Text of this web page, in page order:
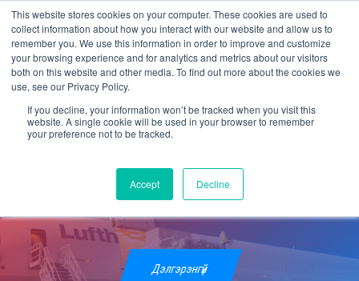
This website stores cookies on your computer. These cookies are used to
collect information about how you interact with our website and allow us to
remember you. We use this information in order to improve and customize
your browsing experience and for analytics and metrics about our visitors
both on this website and other media. To find out more about the cookies we
use, see our Privacy Policy.
If you decline, your information won’t be tracked when you visit this
website. A single cookie will be used in your browser to remember
your preference not to be tracked.
Accept Decline
АГААРЫН АЧАА ТЭЭВРЭЭ
11-33-03-06
Дэлгэрэнгүй